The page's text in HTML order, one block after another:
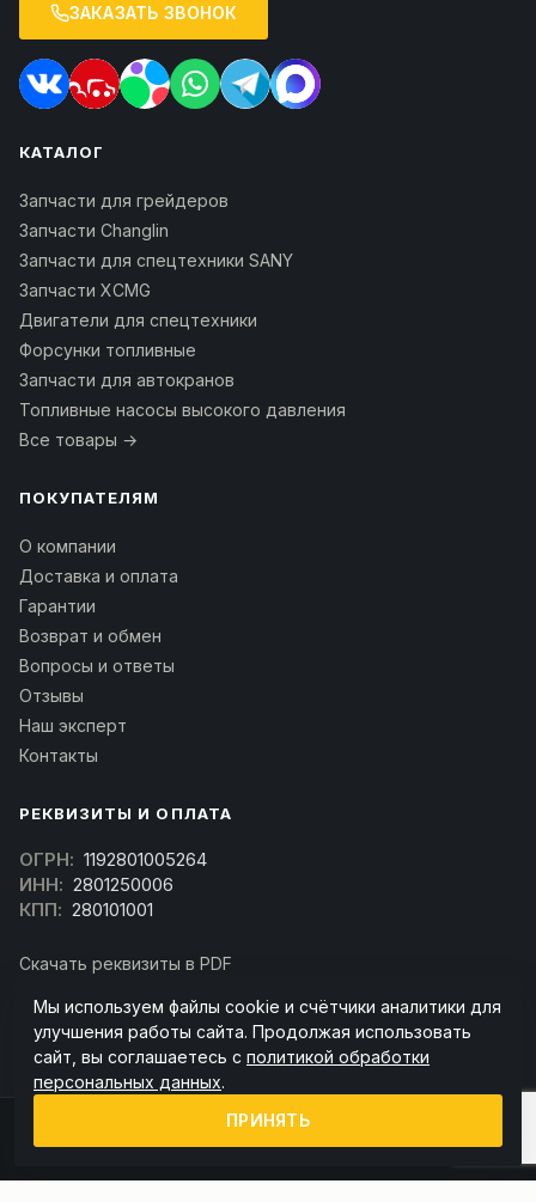
ЗАКАЗАТЬ ЗВОНОК
КАТАЛОГ
Запчасти для грейдеров
Запчасти Changlin
Запчасти для спецтехники SANY
Запчасти XCMG
Двигатели для спецтехники
Форсунки топливные
Запчасти для автокранов
Топливные насосы высокого давления
Все товары →
ПОКУПАТЕЛЯМ
О компании
Доставка и оплата
Гарантии
Возврат и обмен
Вопросы и ответы
Отзывы
Наш эксперт
Контакты
РЕКВИЗИТЫ И ОПЛАТА
ОГРН: 1192801005264
ИНН: 2801250006
КПП: 280101001
Скачать реквизиты в PDF
(Скачать договор)
Мы используем файлы cookie и счётчики аналитики для
улучшения работы сайта. Продолжая использовать
сайт, вы соглашаетесь с политикой обработки
персональных данных.
ПРИНЯТЬ